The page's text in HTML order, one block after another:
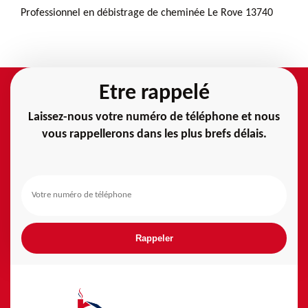
Professionnel en débistrage de cheminée Le Rove 13740
Etre rappelé
Laissez-nous votre numéro de téléphone et nous
vous rappellerons dans les plus brefs délais.